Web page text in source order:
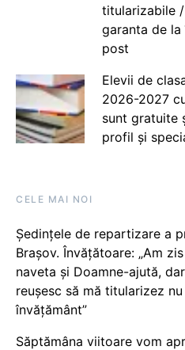
titularizabile
garanta de la
post
Elevii de
2026-2027
sunt gratuite
profil și
CELE MAI NOI
Ședințele de repartizare a
Brașov. Învățătoare: „Am
naveta și Doamne-ajută,
reușesc să mă titularizez
învățământ”
Săptămâna viitoare vom